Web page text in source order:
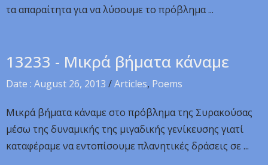
τα απαραίτητα για να λύσουμε το πρόβλημα ...
13233 - Μικρά βήματα κάναμε
Date : August 26, 2013 /Articles, Poems
Μικρά βήματα κάναμε στο πρόβλημα της Συρακούσας
μέσω της δυναμικής της μιγαδικής γενίκευσης γιατί
καταφέραμε να εντοπίσουμε πλανητικές δράσεις σε ...